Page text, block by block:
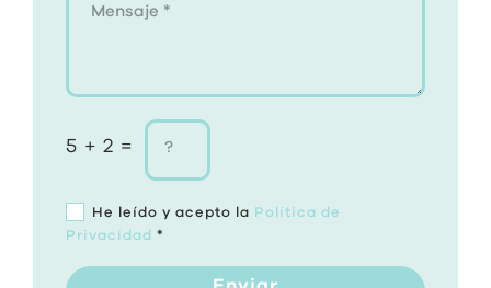
5 + 2 =
He leído y acepto la Política de
Privacidad *